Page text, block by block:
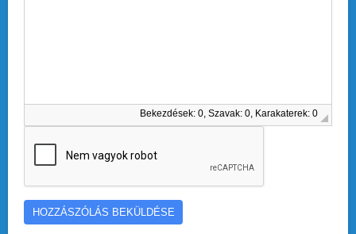
Bekezdések: 0, Szavak: 0, Karakaterek: 0